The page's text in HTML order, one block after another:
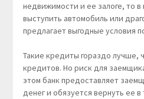
недвижимости и ее залоге, то в
выступить автомобиль или
предлагает выгодные условия
Такие кредиты гораздо лучше,
кредитов. Но риск для
этом банк предоставляет
денег и обязуется вернуть ее